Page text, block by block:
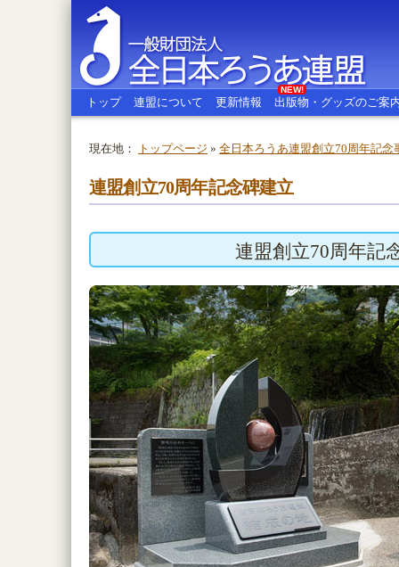
全日本ろうあ連盟
トップ 連盟について 更新情報 出版物・グッズのご案
NEW!
現在地： トップページ » 全日本ろうあ連盟創立70周年記念
連盟創立70周年記念碑建立
連盟創立70周年記